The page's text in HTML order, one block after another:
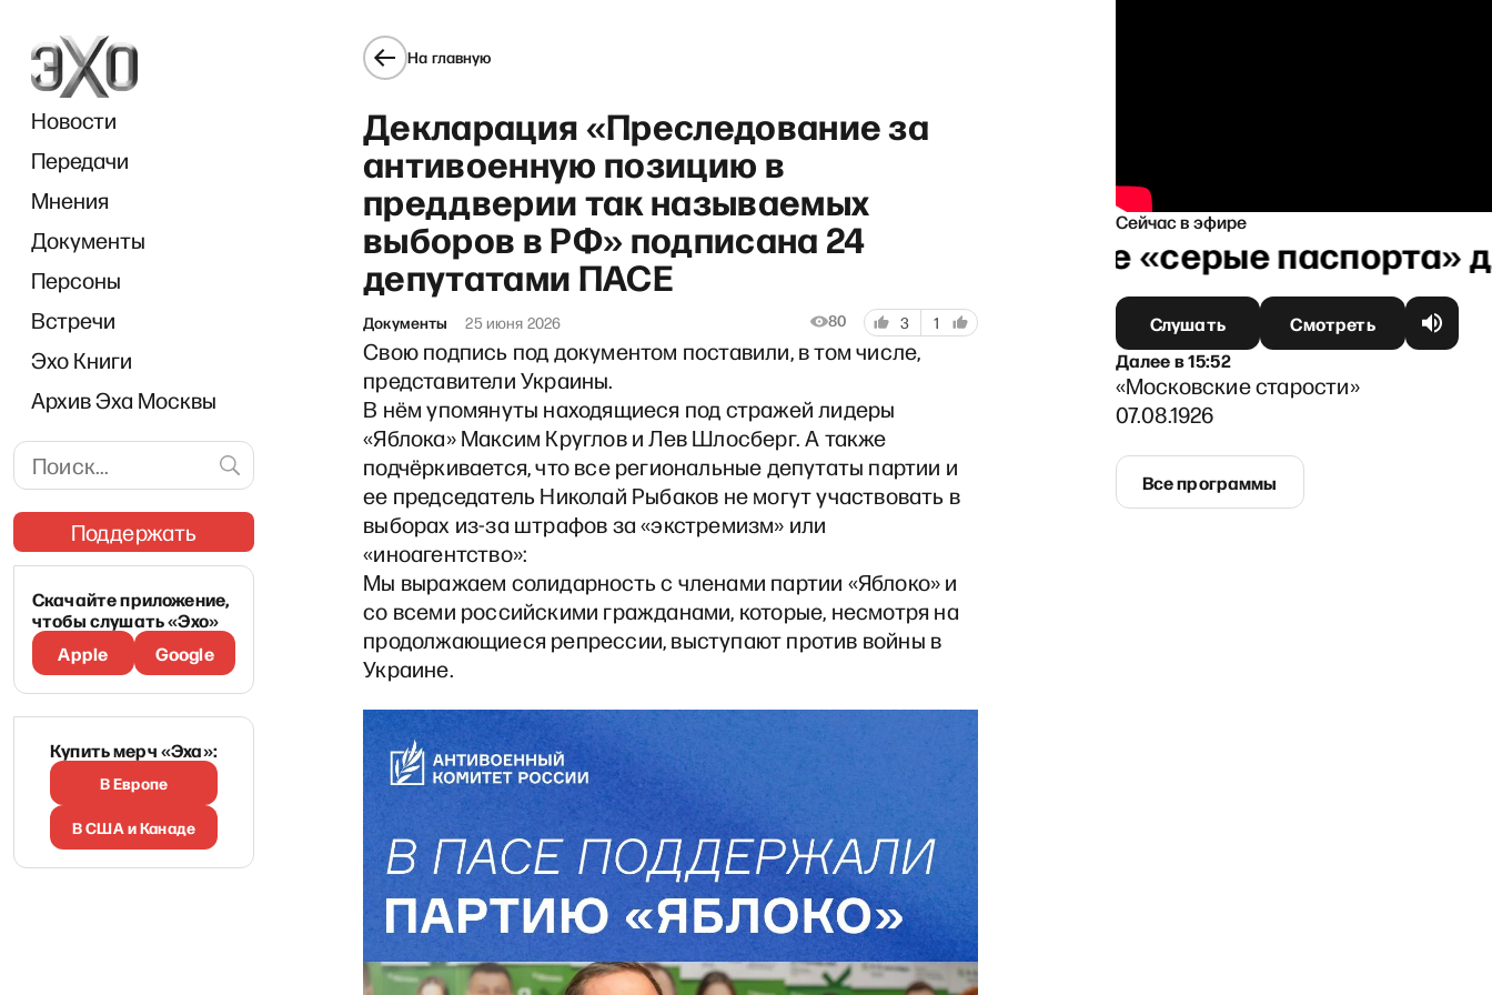
Новости
Передачи
Мнения
Документы
Персоны
Встречи
Эхо Книги
Архив Эха Москвы
Поддержать
Скачайте приложение,
чтобы слушать «Эхо»
Apple
Google
Купить мерч «Эха»:
В Европе
В США и Канаде
На главную
Декларация «Преследование за
антивоенную позицию в
преддверии так называемых
выборов в РФ» подписана 24
депутатами ПАСЕ
Документы 25 июня 2026 80 3 1
Свою подпись под документом поставили, в том числе,
представители Украины.
В нём упомянуты находящиеся под стражей лидеры
«Яблока» Максим Круглов и Лев Шлосберг. А также
подчёркивается, что все региональные депутаты партии и
ее председатель Николай Рыбаков не могут участвовать в
выборах из-за штрафов за «экстремизм» или
«иноагентство»:
Мы выражаем солидарность с членами партии «Яблоко» и
со всеми российскими гражданами, которые, несмотря на
продолжающиеся репрессии, выступают против войны в
Украине.
Сейчас в эфире
Андрей Пивоваров — о том, что такое «серые паспорта»
Слушать
Смотреть
Далеев15:52
«Московские старости»
07.08.1926
Все программы